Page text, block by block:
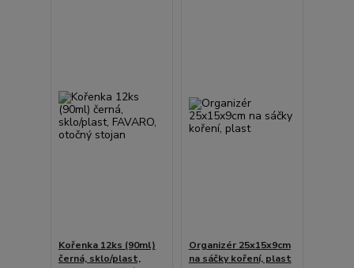
Kořenka 12ks (90ml)
černá, sklo/plast,
Organizér 25x15x9cm
na sáčky koření, plast